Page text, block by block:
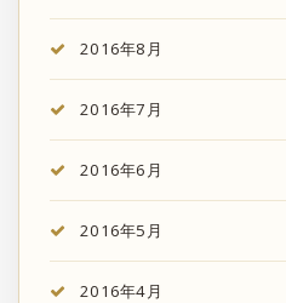
2016年8月
2016年7月
2016年6月
2016年5月
2016年4月